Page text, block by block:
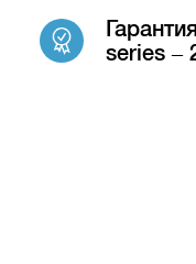
series –